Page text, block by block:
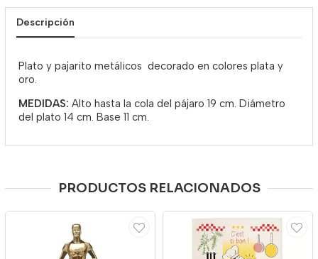
Descripción
Plato y pajarito metálicos decorado en colores plata y
oro.
MEDIDAS: Alto hasta la cola del pájaro 19 cm. Diámetro
del plato 14 cm. Base 11 cm.
PRODUCTOS RELACIONADOS